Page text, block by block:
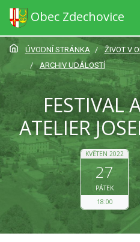
Obec Zdechovice
ÚVODNÍ STRÁNKA ŽIVOT V
ARCHIV UDÁLOSTÍ
FESTIVAL
ATELIER
KVĚTEN 2022
27
PÁTEK
18:00